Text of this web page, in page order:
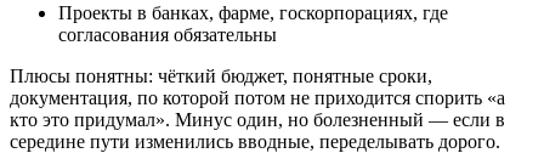
Проекты в банках, фарме, госкорпорациях, где
согласования обязательны
Плюсы понятны: чёткий бюджет, понятные сроки,
документация, по которой потом не приходится спорить «а
кто это придумал». Минус один, но болезненный — если в
середине пути изменились вводные, переделывать дорого.